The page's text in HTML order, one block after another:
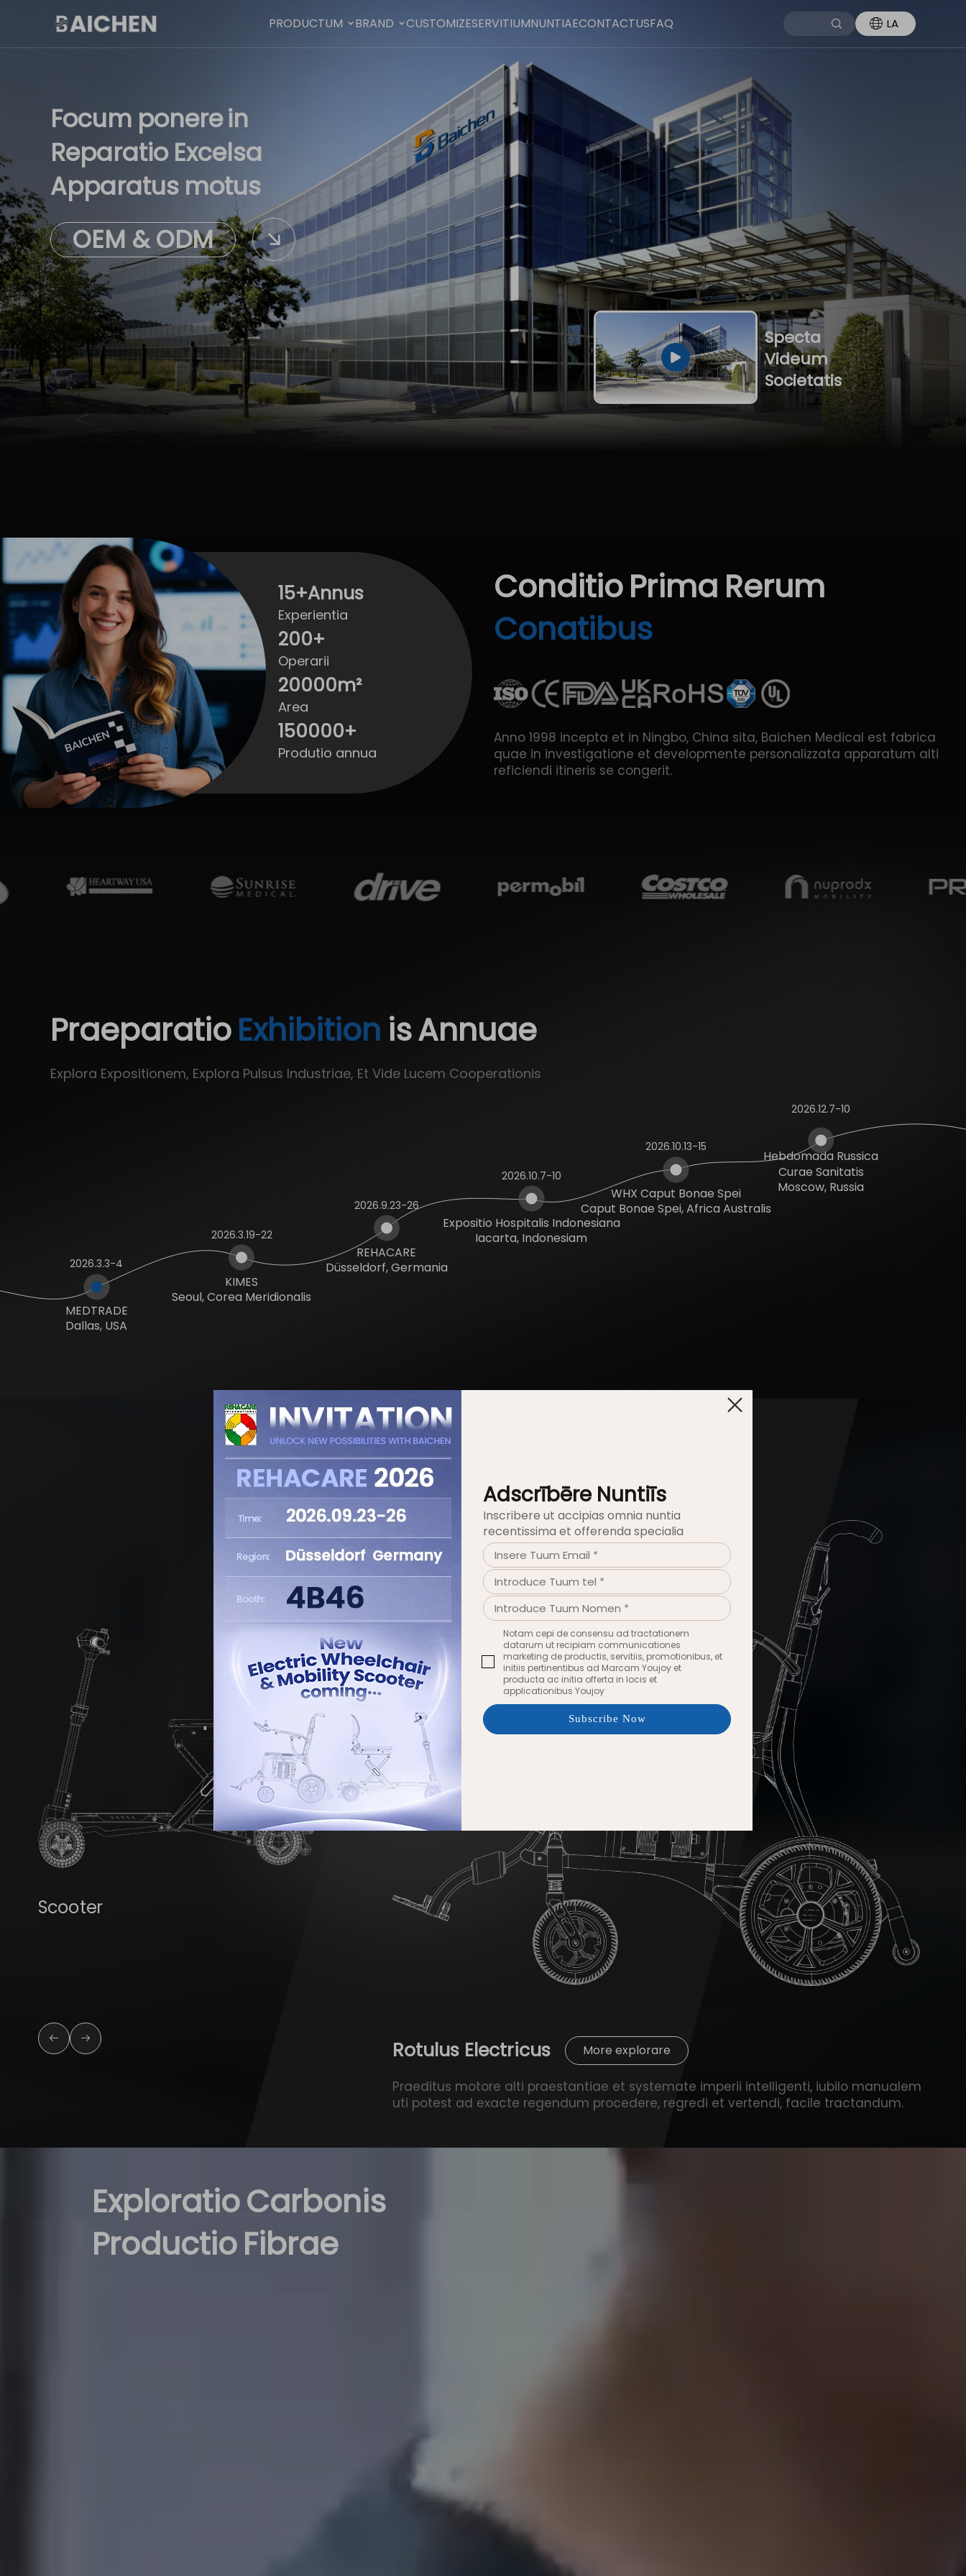
PRODUCTUM BRAND CUSTOMIZESERVITIUMNUNTIAECONTACTUSFAQ LA
Focum ponerein
Reparatio Excelsa
Apparatus motus
OEM & ODM
Specta
Videum
Societatis
15+Annus
Experientia
200+
Operarii
20000m²
Area
150000+
Produtio annua
ConditioPrima Rerum
Conatibus
Anno 1998 incepta et in Ningbo, China sita, Baichen Medical est fabrica
quae in investigatione et developmente personalizzata apparatum alti
reficiendi itineris se congerit.
Adscrībēre Nuntiīs
Inscribere ut accipias omnia nuntia
recentissima et offerenda specialia
Notam cepi de consensu ad tractationem
datarum ut recipiam communicationes
marketing de productis, servitiis, promotionibus, et
initiis pertinentibus ad Marcam Youjoy et
producta ac initia offerta in locis et
applicationibus Youjoy
Subscribe Now
PraeparatioExhibition isAnnuae
Explora Expositionem, Explora Pulsus Industriae, Et Vide Lucem Cooperationis
2026.3.3-4
MEDTRADE
Dallas, USA
2026.3.19-22
KIMES
Seoul, Corea Meridionalis
2026.9.23-26
REHACARE
Düsseldorf, Germania
2026.10.7-10
Expositio Hospitalis Indonesiana
Iacarta, Indonesiam
2026.10.13-15
WHX Caput Bonae Spei
Caput Bonae Spei, Africa Australis
2026.12.7-10
Hebdomada Russica
Curae Sanitatis
Moscow, Russia
FruiItinere
Scooter
Rotulus Electricus More explorare
Praeditus motore alti praestantiae et systemate imperii intelligenti, iubilo manualem
uti potest ad exacte regendum procedere, regredi et vertendi, facile tractandum.
ExploratioCarbonis
ProductioFibrae